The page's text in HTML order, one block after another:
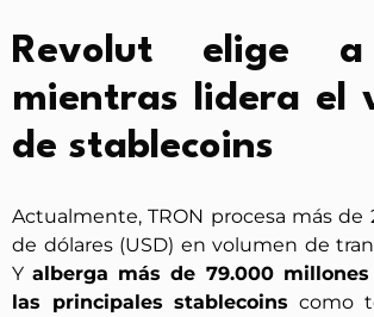
Revolut elige a
mientras lidera el
de stablecoins
Actualmente, TRON procesa más de
de dólares (USD) en volumen de
Yalberga más de 79.000
las principales stablecoins como